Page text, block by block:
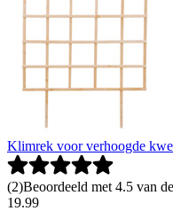
Klimrek voor verhoogde
(2)Beoordeeld met 4.5 van
19.99